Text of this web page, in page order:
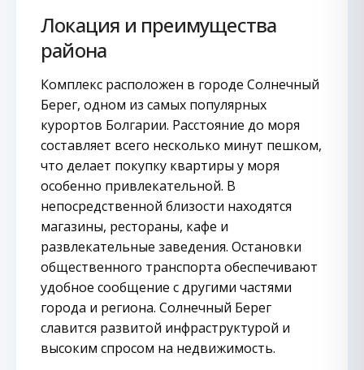
Локация и преимущества
района
Комплекс расположен в городе Солнечный
Берег, одном из самых популярных
курортов Болгарии. Расстояние до моря
составляет всего несколько минут пешком,
что делает покупку квартиры у моря
особенно привлекательной. В
непосредственной близости находятся
магазины, рестораны, кафе и
развлекательные заведения. Остановки
общественного транспорта обеспечивают
удобное сообщение с другими частями
города и региона. Солнечный Берег
славится развитой инфраструктурой и
высоким спросом на недвижимость.